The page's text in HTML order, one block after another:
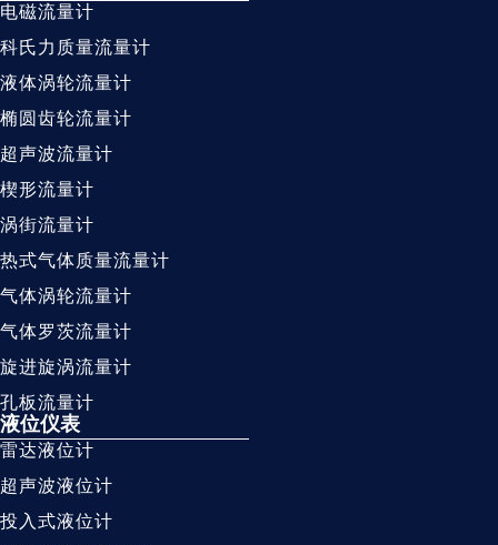
电磁流量计
科氏力质量流量计
液体涡轮流量计
椭圆齿轮流量计
超声波流量计
楔形流量计
涡街流量计
热式气体质量流量计
气体涡轮流量计
气体罗茨流量计
旋进旋涡流量计
孔板流量计
液位仪表
雷达液位计
超声波液位计
投入式液位计